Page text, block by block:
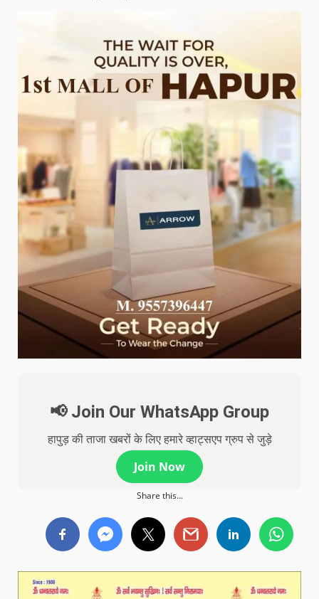
📢 Join Our WhatsApp Group
हापुड़ की ताजा खबरों के लिए हमारे व्हाट्सएप ग्रुप से जुड़े
Join Now
Share this...